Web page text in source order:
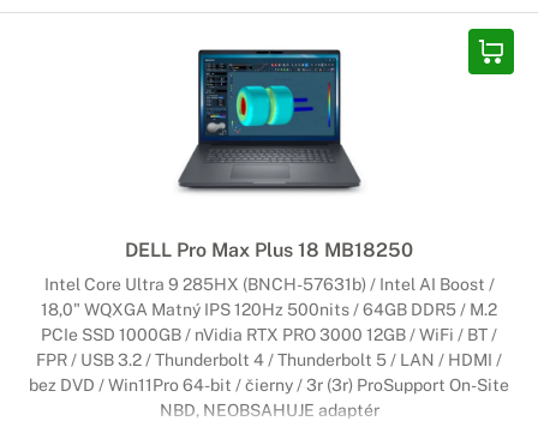
DELL Pro Max Plus 18 MB18250
Intel Core Ultra 9 285HX (BNCH-57631b) / Intel AI Boost /
18,0" WQXGA Matný IPS 120Hz 500nits / 64GB DDR5 / M.2
PCIe SSD 1000GB / nVidia RTX PRO 3000 12GB / WiFi / BT /
FPR / USB 3.2 / Thunderbolt 4 / Thunderbolt 5 / LAN / HDMI /
bez DVD / Win11Pro 64-bit / čierny / 3r (3r) ProSupport On-Site
NBD, NEOBSAHUJE adaptér